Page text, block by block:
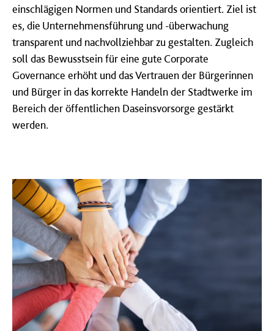
einschlägigen Normen und Standards orientiert. Ziel ist
es, die Unternehmensführung und -überwachung
transparent und nachvollziehbar zu gestalten. Zugleich
soll das Bewusstsein für eine gute Corporate
Governance erhöht und das Vertrauen der Bürgerinnen
und Bürger in das korrekte Handeln der Stadtwerke im
Bereich der öffentlichen Daseinsvorsorge gestärkt
werden.